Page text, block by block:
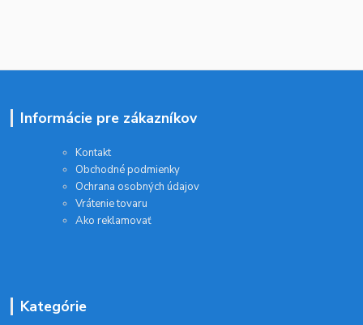
Informácie pre zákazníkov
Kontakt
Obchodné podmienky
Ochrana osobných údajov
Vrátenie tovaru
Ako reklamovať
Kategórie